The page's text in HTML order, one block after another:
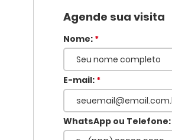
Agende sua visita
Nome: *
E-mail: *
WhatsApp ou Telefone: